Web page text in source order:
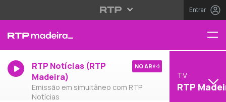
Entrar
RTP Notícias (RTP
Madeira)
Emissão em simultâneo com RTP
Notícias
NO AR
TV
RTP